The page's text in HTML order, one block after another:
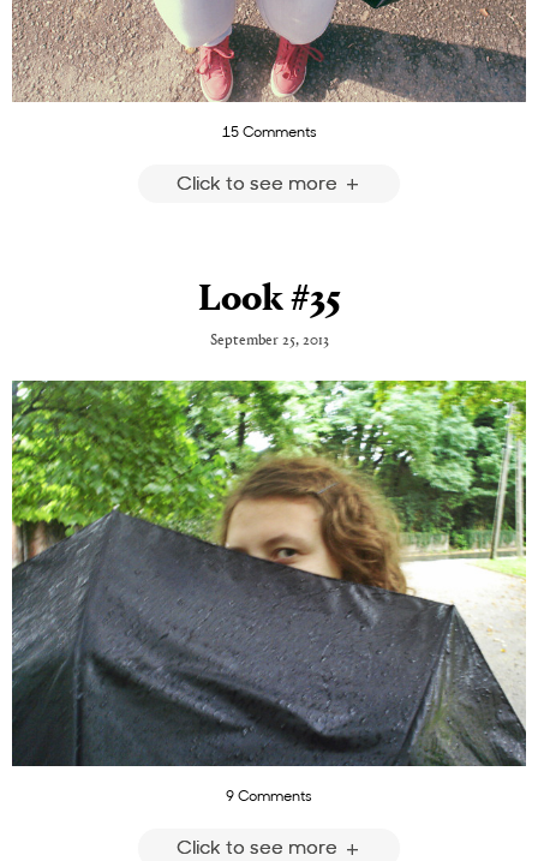
15 Comments
Click to see more
Look #35
September 25, 2013
9 Comments
Click to see more